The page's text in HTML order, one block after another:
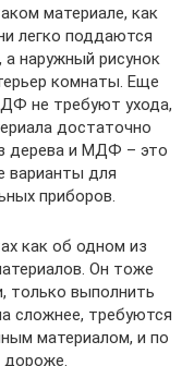
материале, как
легко поддаются
наружный рисунок
комнаты. Еще
не требуют ухода,
достаточно
дерева и МДФ – это
варианты для
приборов.
как об одном из
Он тоже
только выполнить
сложнее, требуются
материалом, и по
дороже.